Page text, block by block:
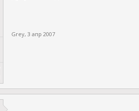
Grey, 3 апр 2007